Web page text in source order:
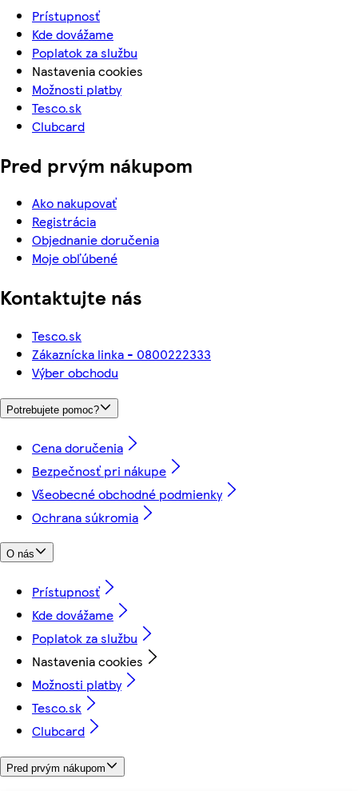
Prístupnosť
Kde dovážame
Poplatok za službu
Nastavenia cookies
Možnosti platby
Tesco.sk
Clubcard
Pred prvým nákupom
Ako nakupovať
Registrácia
Objednanie doručenia
Moje obľúbené
Kontaktujte nás
Tesco.sk
Zákaznícka linka - 0800222333
Výber obchodu
Potrebujete pomoc?
Cena doručenia
Bezpečnosť pri nákupe
Všeobecné obchodné podmienky
Ochrana súkromia
O nás
Prístupnosť
Kde dovážame
Poplatok za službu
Nastavenia cookies
Možnosti platby
Tesco.sk
Clubcard
Pred prvým nákupom